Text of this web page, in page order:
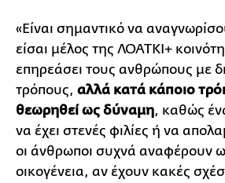
«Είναι σημαντικό να
είσαι μέλος της ΛΟΑΤΚΙ+
επηρεάσει τους ανθρώπους με
τρόπους, αλλά κατά κάποιο
θεωρηθεί ως δύναμη, καθώς
να έχει στενές φιλίες ή να
οι άνθρωποι συχνά αναφέρουν
οικογένεια, αν έχουν κακές